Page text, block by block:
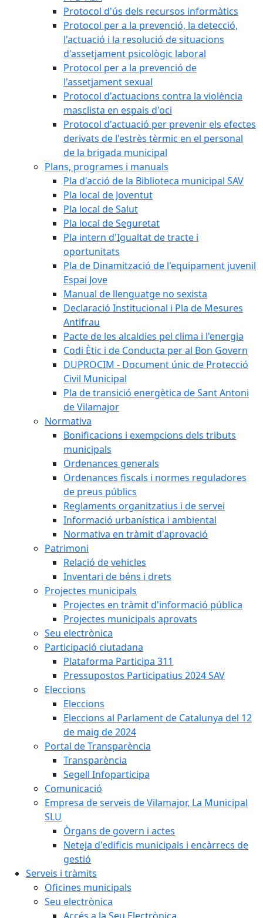
Protocol d'ús dels recursos informàtics
Protocol per a la prevenció, la detecció,
l'actuació i la resolució de situacions
d'assetjament psicològic laboral
Protocol per a la prevenció de
l'assetjament sexual
Protocol d'actuacions contra la violència
masclista en espais d'oci
Protocol d'actuació per prevenir els efectes
derivats de l'estrès tèrmic en el personal
de la brigada municipal
Plans, programes i manuals
Pla d'acció de la Biblioteca municipal SAV
Pla local de Joventut
Pla local de Salut
Pla local de Seguretat
Pla intern d'Igualtat de tracte i
oportunitats
Pla de Dinamització de l'equipament juvenil
Espai Jove
Manual de llenguatge no sexista
Declaració Institucional i Pla de Mesures
Antifrau
Pacte de les alcaldies pel clima i l'energia
Codi Ètic i de Conducta per al Bon Govern
DUPROCIM - Document únic de Protecció
Civil Municipal
Pla de transició energètica de Sant Antoni
de Vilamajor
Normativa
Bonificacions i exempcions dels tributs
municipals
Ordenances generals
Ordenances fiscals i normes reguladores
de preus públics
Reglaments organitzatius i de servei
Informació urbanística i ambiental
Normativa en tràmit d'aprovació
Patrimoni
Relació de vehicles
Inventari de béns i drets
Projectes municipals
Projectes en tràmit d'informació pública
Projectes municipals aprovats
Seu electrònica
Participació ciutadana
Plataforma Participa 311
Pressupostos Participatius 2024 SAV
Eleccions
Eleccions
Eleccions al Parlament de Catalunya del 12
de maig de 2024
Portal de Transparència
Transparència
Segell Infoparticipa
Comunicació
Empresa de serveis de Vilamajor, La Municipal
SLU
Òrgans de govern i actes
Neteja d'edificis municipals i encàrrecs de
gestió
Serveis i tràmits
Oficines municipals
Seu electrònica